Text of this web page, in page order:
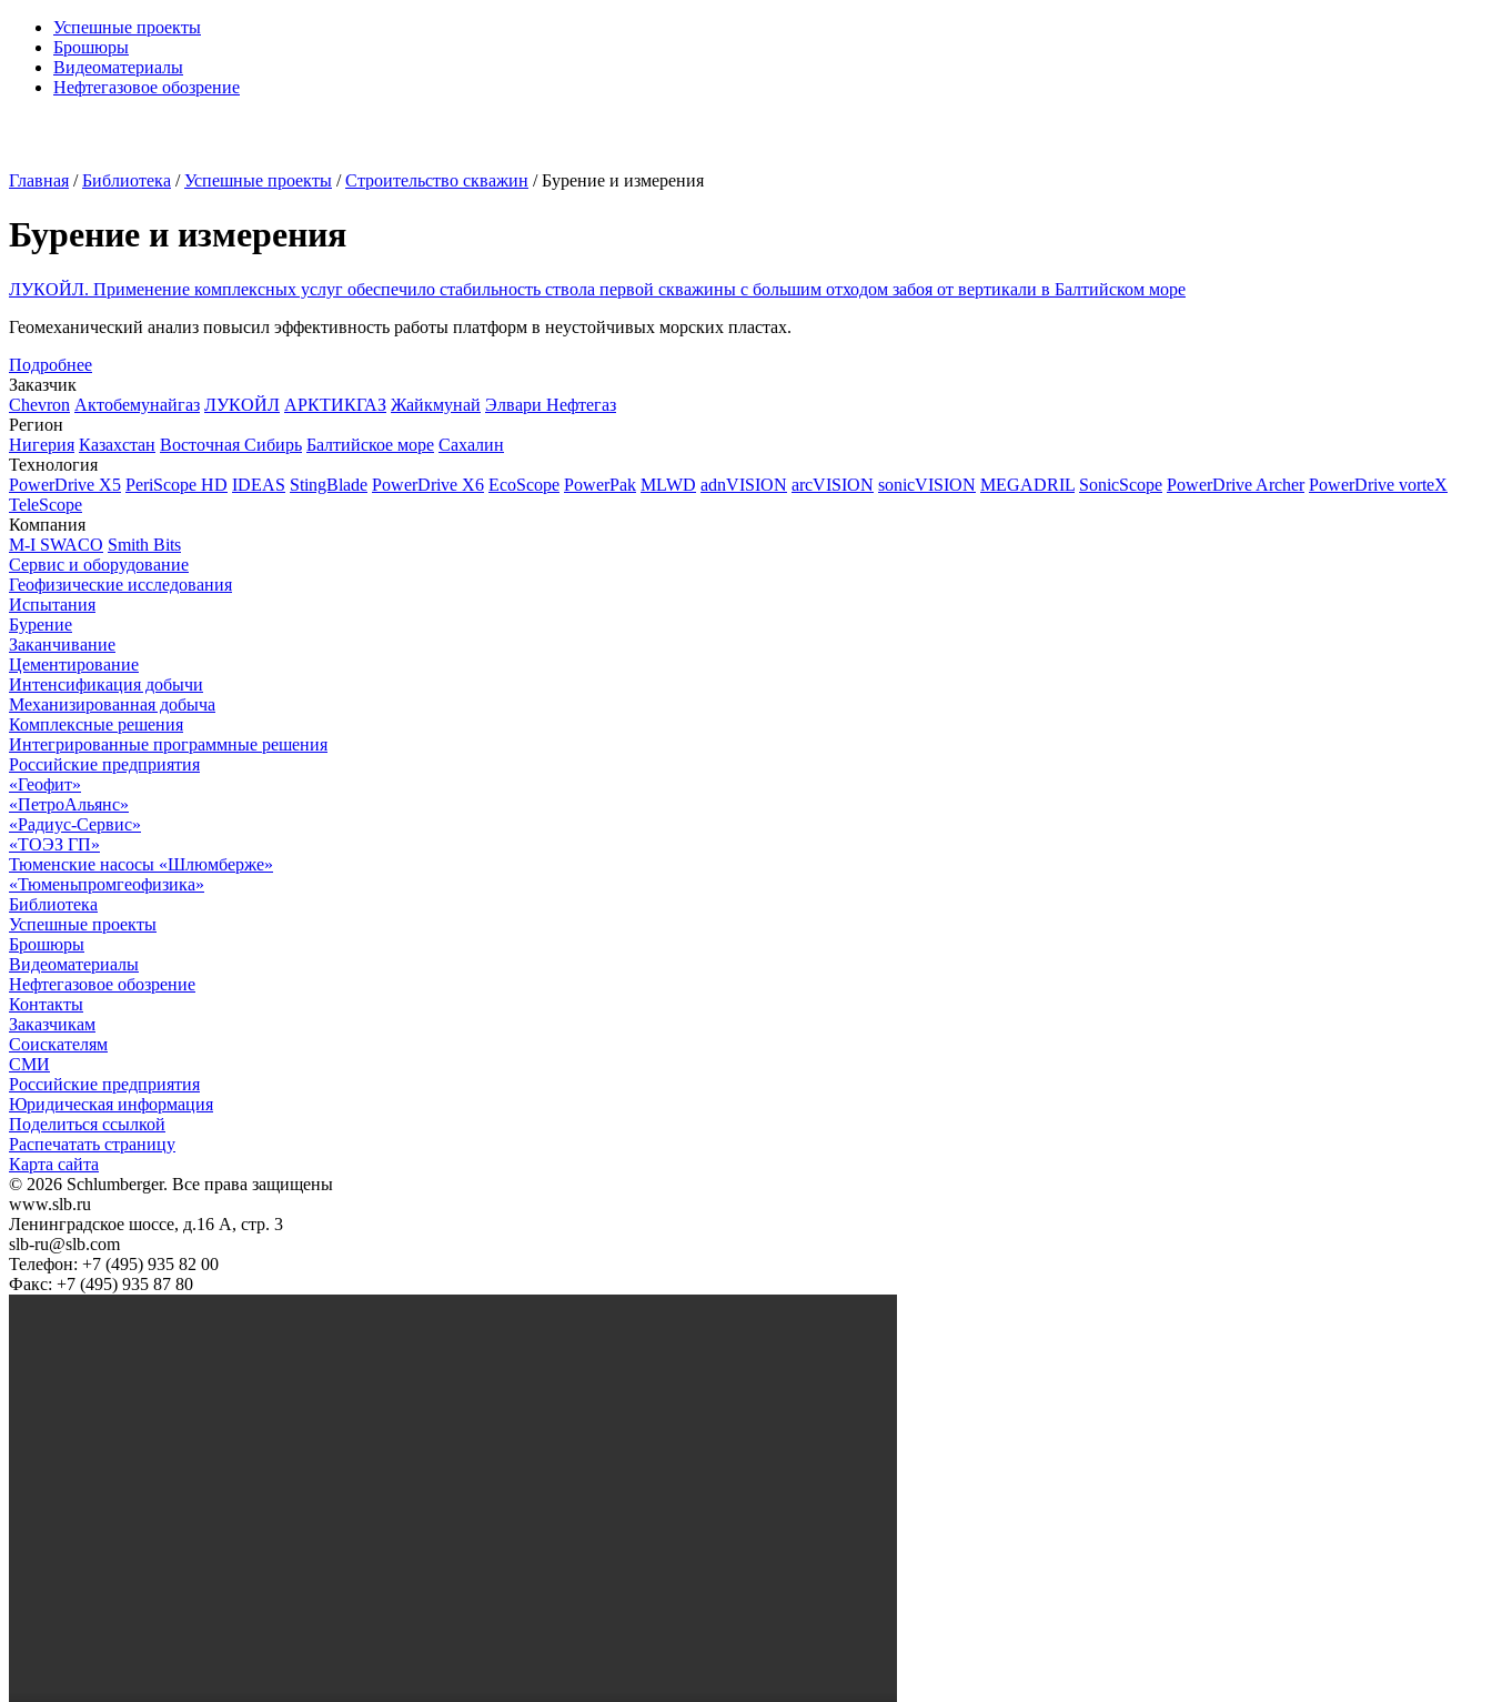
Успешные проекты
Брошюры
Видеоматериалы
Нефтегазовое обозрение
Главная /Библиотека /Успешные проекты /Строительство скважин /Бурение и измерения
Бурение и измерения
ЛУКОЙЛ. Применение комплексных услуг обеспечило стабильность ствола первой скважины с большим отходом забоя от вертикали в Балтийском море
Геомеханический анализ повысил эффективность работы платформ в неустойчивых морских пластах.
Подробнее
Заказчик
Chevron Актобемунайгаз ЛУКОЙЛ АРКТИКГАЗ Жайкмунай Элвари Нефтегаз
Регион
Нигерия Казахстан Восточная Сибирь Балтийское море Сахалин
Технология
PowerDrive X5 PeriScope HD IDEAS StingBlade PowerDrive X6 EcoScope PowerPak MLWD adnVISION arcVISION sonicVISION MEGADRIL SonicScope PowerDrive Archer PowerDrive vorteX
TeleScope
Компания
M-I SWACO Smith Bits
Сервис и оборудование
Геофизические исследования
Испытания
Бурение
Заканчивание
Цементирование
Интенсификация добычи
Механизированная добыча
Комплексные решения
Интегрированные программные решения
Российские предприятия
«Геофит»
«ПетроАльянс»
«Радиус-Сервис»
«ТОЭЗ ГП»
Тюменские насосы «Шлюмберже»
«Тюменьпромгеофизика»
Библиотека
Успешные проекты
Брошюры
Видеоматериалы
Нефтегазовое обозрение
Контакты
Заказчикам
Соискателям
СМИ
Российские предприятия
Юридическая информация
Поделиться ссылкой
Распечатать страницу
Карта сайта
© 2026 Schlumberger. Все права защищены
www.slb.ru
Ленинградское шоссе, д.16 А, стр. 3
slb-ru@slb.com
Телефон: +7 (495) 935 82 00
Факс: +7 (495) 935 87 80